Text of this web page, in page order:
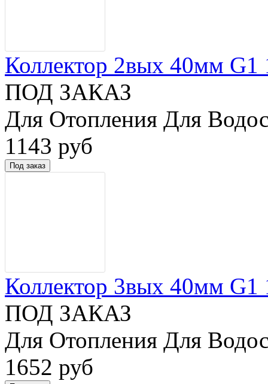
Коллектор 2вых 40мм
ПОД ЗАКАЗ
Для Отопления Для
1143 руб
Коллектор 3вых 40мм
ПОД ЗАКАЗ
Для Отопления Для
1652 руб